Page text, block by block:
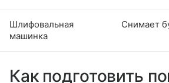
Шлифовальная
машинка
Снимает
Как подготовить